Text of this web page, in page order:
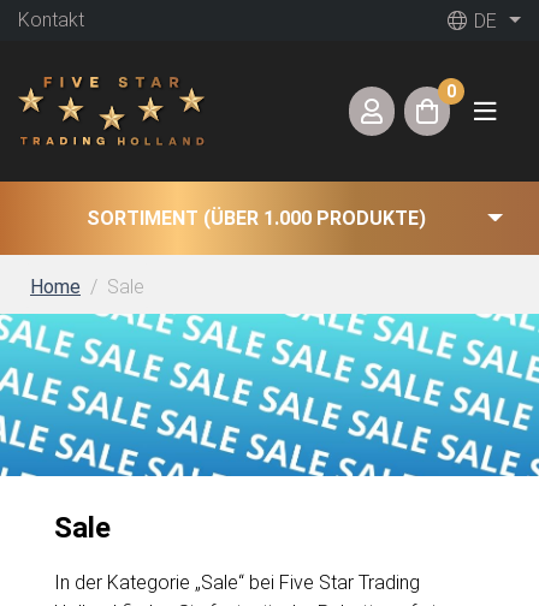
Kontakt DE
0
SORTIMENT (ÜBER 1.000 PRODUKTE)
Home Sale
Sale
In der Kategorie „Sale“ bei Five Star Trading